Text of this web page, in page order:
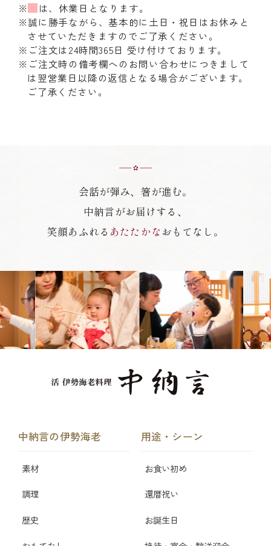
※
は、休業日となります。
※誠に勝手ながら、基本的に土日・祝日はお休みと
させていただきますのでご了承ください。
※ご注文は24時間365日 受け付けております。
※ご注文時の備考欄へのお問い合わせにつきまして
は翌営業日以降の返信となる場合がございます。
ご了承ください。
会話が弾み、箸が進む。
中納言がお届けする、
笑顔あふれる あたたかな おもてなし。
中納言の伊勢海老
素材
調理
歴史
用途・シーン
お食い初め
還暦祝い
お誕生日